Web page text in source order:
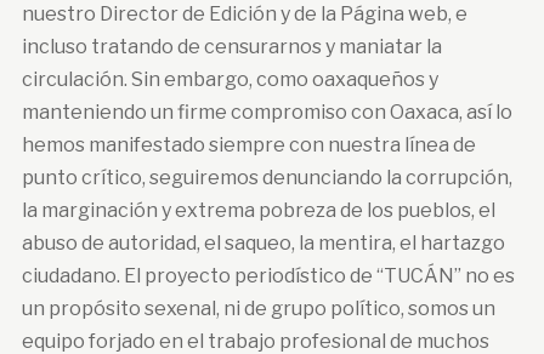
nuestro Director de Edición y de la Página web, e
incluso tratando de censurarnos y maniatar la
circulación. Sin embargo, como oaxaqueños y
manteniendo un firme compromiso con Oaxaca, así lo
hemos manifestado siempre con nuestra línea de
punto crítico, seguiremos denunciando la corrupción,
la marginación y extrema pobreza de los pueblos, el
abuso de autoridad, el saqueo, la mentira, el hartazgo
ciudadano. El proyecto periodístico de “TUCÁN” no es
un propósito sexenal, ni de grupo político, somos un
equipo forjado en el trabajo profesional de muchos